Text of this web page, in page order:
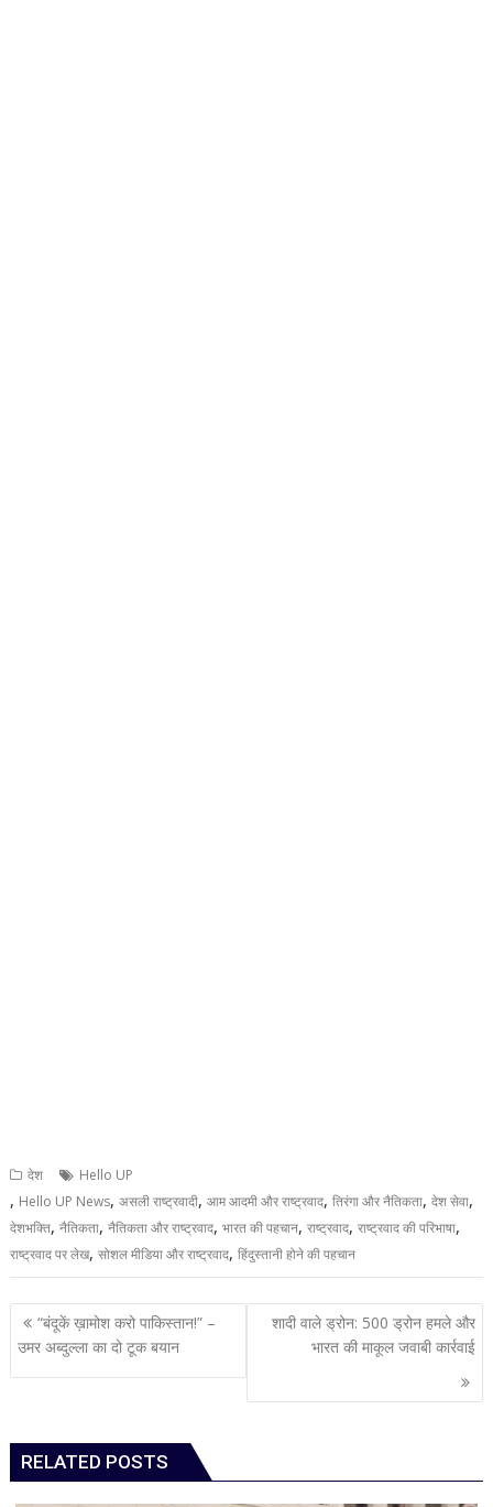
देश Hello UP
, Hello UP News,असली राष्ट्रवादी,आम आदमी और राष्ट्रवाद,तिरंगा और नैतिकता,देश सेवा,
देशभक्ति,नैतिकता,नैतिकता और राष्ट्रवाद,भारत की पहचान,राष्ट्रवाद,राष्ट्रवाद की परिभाषा,
राष्ट्रवाद पर लेख,सोशल मीडिया और राष्ट्रवाद,हिंदुस्तानी होने की पहचान
Post
navigation
“बंदूकें ख़ामोश करो पाकिस्तान!” –
उमर अब्दुल्ला का दो टूक बयान
शादी वाले ड्रोन: 500 ड्रोन हमले और
भारत की माकूल जवाबी कार्रवाई
RELATED POSTS